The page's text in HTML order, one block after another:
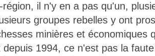
région, il n'y en a pas qu'un,
groupes rebelles y ont
minières et économiques
1994, ce n'est pas la